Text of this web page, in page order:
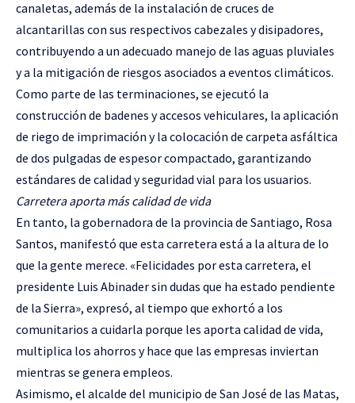
canaletas, además de la instalación de cruces de
alcantarillas con sus respectivos cabezales y disipadores,
contribuyendo a un adecuado manejo de las aguas pluviales
y a la mitigación de riesgos asociados a eventos climáticos.
Como parte de las terminaciones, se ejecutó la
construcción de badenes y accesos vehiculares, la aplicación
de riego de imprimación y la colocación de carpeta asfáltica
de dos pulgadas de espesor compactado, garantizando
estándares de calidad y seguridad vial para los usuarios.
Carretera aporta más calidad de vida
En tanto, la gobernadora de la provincia de Santiago, Rosa
Santos, manifestó que esta carretera está a la altura de lo
que la gente merece. «Felicidades por esta carretera, el
presidente Luis Abinader sin dudas que ha estado pendiente
de la Sierra», expresó, al tiempo que exhortó a los
comunitarios a cuidarla porque les aporta calidad de vida,
multiplica los ahorros y hace que las empresas inviertan
mientras se genera empleos.
Asimismo, el alcalde del municipio de San José de las Matas,